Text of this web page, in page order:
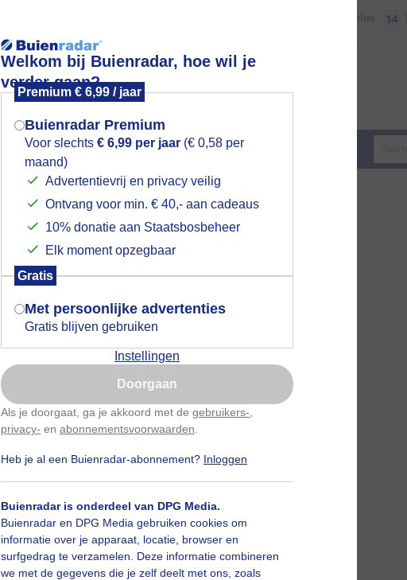
Welkom bij Buienradar, hoe wil je
verder gaan?
Premium € 6,99 / jaar
Buienradar Premium
Voor slechts € 6,99 per jaar (€ 0,58 per
maand)
Advertentievrij en privacy veilig
Ontvang voor min. € 40,- aan cadeaus
10% donatie aan Staatsbosbeheer
Elk moment opzegbaar
Gratis
Met persoonlijke advertenties
Gratis blijven gebruiken
Instellingen
Doorgaan
Als je doorgaat, ga je akkoord met de gebruikers-
privacy- en abonnementsvoorwaarden
Heb je al een Buienradar-abonnement? Inloggen
Buienradar is onderdeel van DPG Media.
Buienradar en DPG Media gebruiken cookies om
informatie over je apparaat, locatie, browser en
surfgedrag te verzamelen. Deze informatie combineren
we met de gegevens die je zelf deelt met ons, zoals
Files 14
Foto en video Weerzine
Mogen we je locatie gebruiken voor
het weer?
Indien je hier nog geen akkoord op hebt
gegeven, verschijnt er zo een pop-up uit
je browser waarin deze toestemming
gevraagd wordt.
Is goed, toon de popup
Nu niet, misschien later
Gebruik je Safari en wil je niet elke dag deze pop-up
Klikhierom dit aan te passen